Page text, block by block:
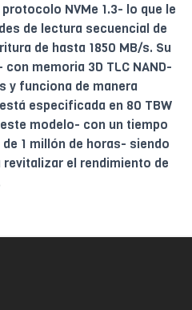
NVMe 1.3- lo que le
de lectura secuencial de
de hasta 1850 MB/s. Su
memoria 3D TLC NAND-
y funciona de manera
especificada en 80 TBW
modelo- con un tiempo
1 millón de horas- siendo
el rendimiento de